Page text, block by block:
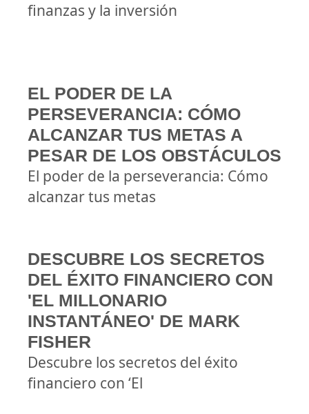
finanzas y la inversión
EL PODER DE LA
PERSEVERANCIA: CÓMO
ALCANZAR TUS METAS A
PESAR DE LOS OBSTÁCULOS
El poder de la perseverancia: Cómo
alcanzar tus metas
DESCUBRE LOS SECRETOS
DEL ÉXITO FINANCIERO CON
'EL MILLONARIO
INSTANTÁNEO' DE MARK
FISHER
Descubre los secretos del éxito
financiero con ‘El